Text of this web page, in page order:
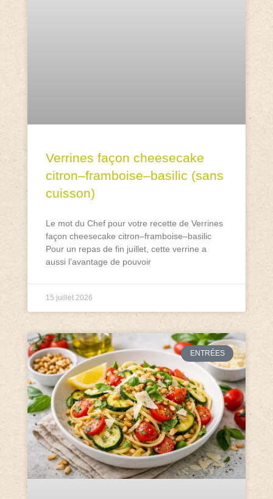
Verrines façon cheesecake
citron–framboise–basilic (sans
cuisson)
Le mot du Chef pour votre recette de Verrines
façon cheesecake citron–framboise–basilic
Pour un repas de fin juillet, cette verrine a
aussi l’avantage de pouvoir
15 juillet 2026
ENTRÉES